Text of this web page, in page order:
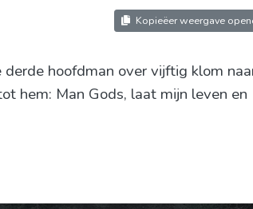
Kopieëer weergave
hoofdman over vijftig klom
hem: Man Gods, laat mijn leven en